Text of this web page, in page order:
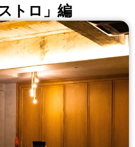
トロ」編